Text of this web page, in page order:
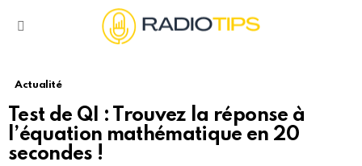
Actualité
Test de QI : Trouvez la réponse à
l’équation mathématique en 20
secondes !